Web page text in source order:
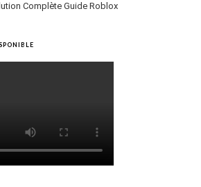
Complète Guide Roblox